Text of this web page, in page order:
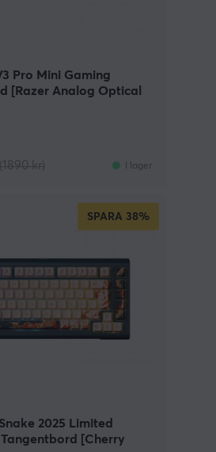
Pro Mini Gaming
[Razer Analog Optical
I lager
SPARA 38%
2025 Limited
[Cherry